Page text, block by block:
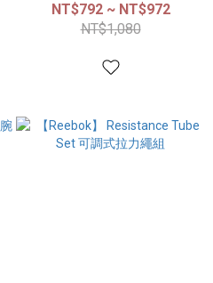
NT$792 ~ NT$972
NT$1,080